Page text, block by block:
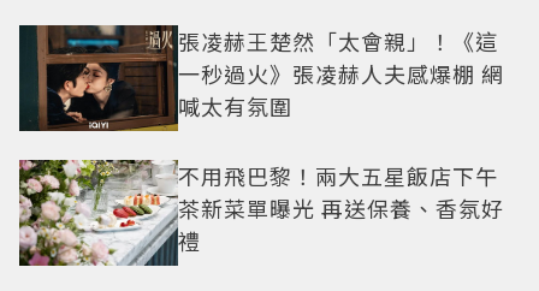
張凌赫王楚然「太會親」！《這
一秒過火》張凌赫人夫感爆棚 網
喊太有氛圍
不用飛巴黎！兩大五星飯店下午
茶新菜單曝光 再送保養、香氛好
禮